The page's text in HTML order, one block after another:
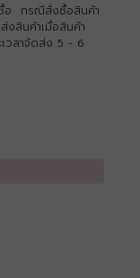
ซื้อ กรณีสั่งซื้อสินค้า
สินค้าเมื่อสินค้า
เวลาจัดส่ง 5 - 6